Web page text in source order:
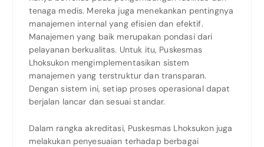
tenaga medis. Mereka juga menekankan pentingnya
manajemen internal yang efisien dan efektif.
Manajemen yang baik merupakan pondasi dari
pelayanan berkualitas. Untuk itu, Puskesmas
Lhoksukon mengimplementasikan sistem
manajemen yang terstruktur dan transparan.
Dengan sistem ini, setiap proses operasional dapat
berjalan lancar dan sesuai standar.
Dalam rangka akreditasi, Puskesmas Lhoksukon juga
melakukan penyesuaian terhadap berbagai